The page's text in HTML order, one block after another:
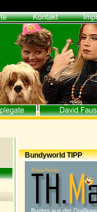
Bundyworld TIPP